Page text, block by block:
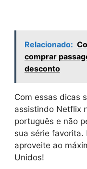
Relacionado:
comprar
desconto
Com essas dicas
assistindo Netflix
português e não
sua série favorita.
aproveite ao
Unidos!